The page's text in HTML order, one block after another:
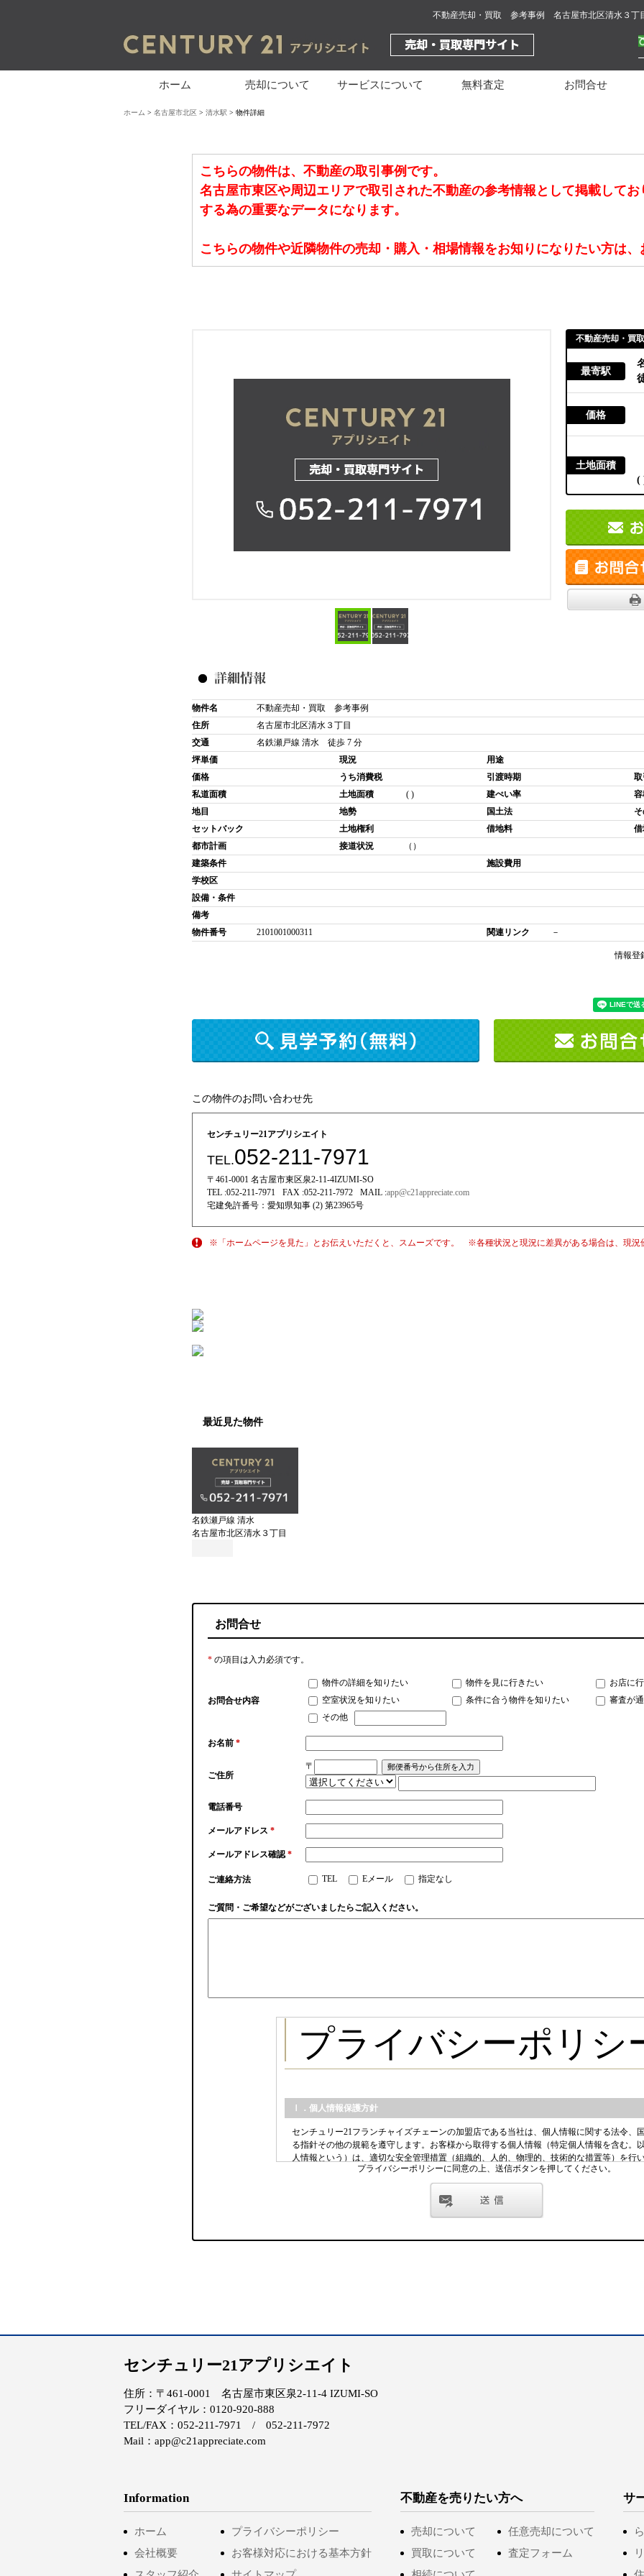
不動産売却・買取 参考事例 名古屋市北区清水３
ホーム 売却について サービスについて 無料査定 お問合せ
ホーム > 名古屋市北区 > 清水駅 > 物件詳細
こちらの物件は、不動産の取引事例です。
名古屋市東区や周辺エリアで取引された不動産の参考情報として掲載して
する為の重要なデータになります。
こちらの物件や近隣物件の売却・購入・相場情報をお知りになりたい方は、
不動産売却・買
最寄駅
価格
土地面積
(
物件名
不動産売却・買取 参考事例
住所
名古屋市北区清水３丁目
交通
名鉄瀬戸線 清水 徒歩 7 分
坪単価
現況
用途
価格
うち消費税 引渡時期
私道面積
土地面積 ( ) 建ぺい率
地目
地勢 国土法
セットバック
土地権利 借地料
借
都市計画
接道状況
（）
建築条件
施設費用
学校区
設備・条件
備考
物件番号
2101001000311 関連リンク －
情報登
この物件のお問い合わせ先
センチュリー21アプリシエイト
TEL.052-211-7971
〒461-0001 名古屋市東区泉2-11-4IZUMI-SO
TEL :052-211-7971 FAX :052-211-7972 MAIL :app@c21appreciate.com
宅建免許番号： 愛知県知事 (2) 第23965号
※「ホームページを見た」とお伝えいただくと、スムーズです。 ※各種状況と現況に差異がある場合は、現況
最近見た物件
名鉄瀬戸線 清水
名古屋市北区清水３丁目
お問合せ
* の項目は入力必須です。
お問合せ内容
物件の詳細を知りたい 物件を見に行きたい
お店に
空室状況を知りたい
条件に合う物件を知りたい
審査が
その他
お名前 *
ご住所
〒
電話番号
メールアドレス *
メールアドレス確認*
ご連絡方法 TEL Eメール 指定なし
ご質問・ご希望などがございましたらご記入ください。
プライバシーポリシーに同意の上、送信ボタンを押してください。
Information
ホーム
会社概要
プライバシーポリシー
お客様対応における基本方針
不動産を売りたい方へ
売却について
買取について
任意売却について
査定フォーム
サ
センチュリー21アプリシエイト
住所：〒461-0001 名古屋市東区泉2-11-4 IZUMI-SO
フリーダイヤル：0120-920-888
TEL/FAX：052-211-7971 / 052-211-7972
Mail：app@c21appreciate.com